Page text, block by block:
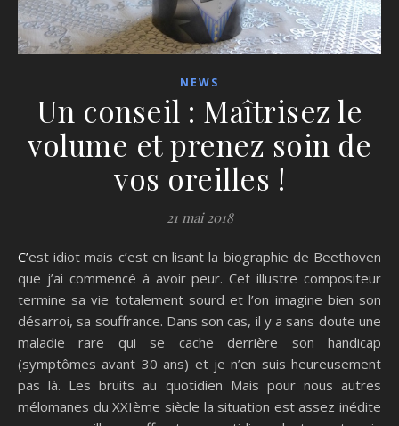
NEWS
Un conseil : Maîtrisez le
volume et prenez soin de
vos oreilles !
21 mai 2018
C’est idiot mais c’est en lisant la biographie de Beethoven
que j’ai commencé à avoir peur. Cet illustre compositeur
termine sa vie totalement sourd et l’on imagine bien son
désarroi, sa souffrance. Dans son cas, il y a sans doute une
maladie rare qui se cache derrière son handicap
(symptômes avant 30 ans) et je n’en suis heureusement
pas là. Les bruits au quotidien Mais pour nous autres
mélomanes du XXIème siècle la situation est assez inédite